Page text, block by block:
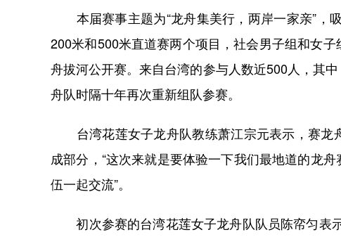
本届赛事主题为“龙舟集美行，两岸一家亲”，
200米和500米直道赛两个项目，社会男子组和女
舟拔河公开赛。来自台湾的参与人数近500人，其
舟队时隔十年再次重新组队参赛。
台湾花莲女子龙舟队教练萧江宗元表示，赛龙
成部分，“这次来就是要体验一下我们最地道的龙
伍一起交流”。
初次参赛的台湾花莲女子龙舟队队员陈帟匀表示